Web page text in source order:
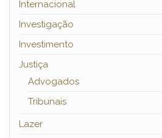
Internacional
Investigação
Investimento
Justiça
Advogados
Tribunais
Lazer